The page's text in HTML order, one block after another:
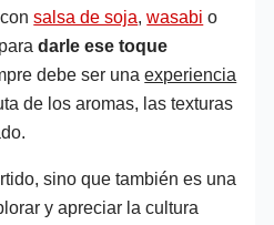
consalsa de soja,wasabi o
darle ese toque
debe ser unaexperiencia
de los aromas, las texturas
sino que también es una
y apreciar la cultura